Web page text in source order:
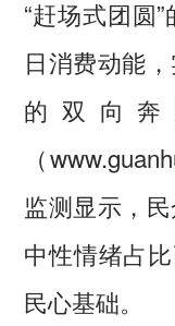
“赶场式团圆
日消费动能
的双向
（
监测显示，
中性情绪占
民心基础。